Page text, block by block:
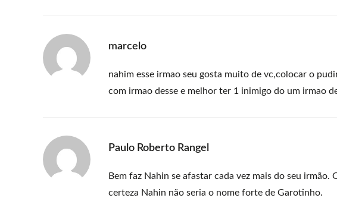
marcelo
nahim esse irmao seu gosta muito de vc,colocar o
com irmao desse e melhor ter 1 inimigo do um irmao
Paulo Roberto Rangel
Bem faz Nahin se afastar cada vez mais do seu
certeza Nahin não seria o nome forte de Garotinho.